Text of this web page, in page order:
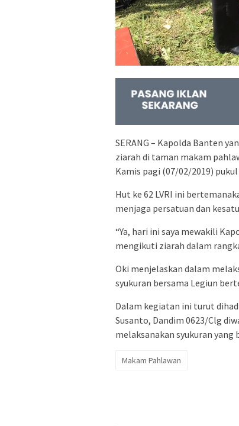
SERANG – Kapolda Banten
ziarah di taman makam
Kamis pagi (07/02/2019) pukul
Hut ke 62 LVRI ini
menjaga persatuan dan
“Ya, hari ini saya mewakili
mengikuti ziarah dalam
Oki menjelaskan dalam
syukuran bersama Legiun
Dalam kegiatan ini turut
Susanto, Dandim 0623/Clg
melaksanakan syukuran yang
Makam Pahlawan